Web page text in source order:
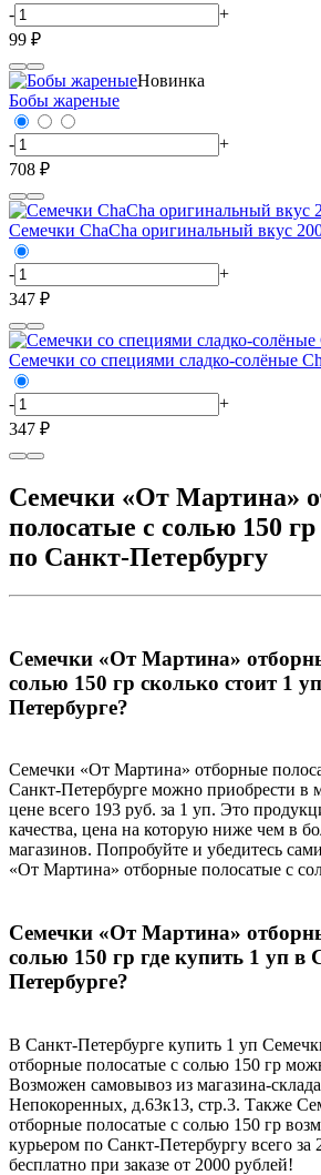
-
+
99 ₽
Новинка
Бобы жареные
-
+
708 ₽
Семечки ChaCha оригинальный вкус
-
+
347 ₽
Семечки со специями сладко-солёные
-
+
347 ₽
Семечки «От Мартина»
полосатые с солью 150
по Санкт-Петербургу
Семечки «От Мартина»
солью 150 гр сколько стоит 1
Петербурге?
Семечки «От Мартина» отборные
Санкт-Петербурге можно приобрести в
цене всего 193 руб. за 1 уп. Это
качества, цена на которую ниже чем в
магазинов. Попробуйте и убедитесь
«От Мартина» отборные полосатые с
Семечки «От Мартина»
солью 150 гр где купить 1 уп в
Петербурге?
В Санкт-Петербурге купить 1 уп
отборные полосатые с солью 150 гр
Возможен самовывоз из магазина-
Непокоренных, д.63к13, стр.3. Также
отборные полосатые с солью 150 гр
курьером по Санкт-Петербургу всего за
бесплатно при заказе от 2000 рублей!